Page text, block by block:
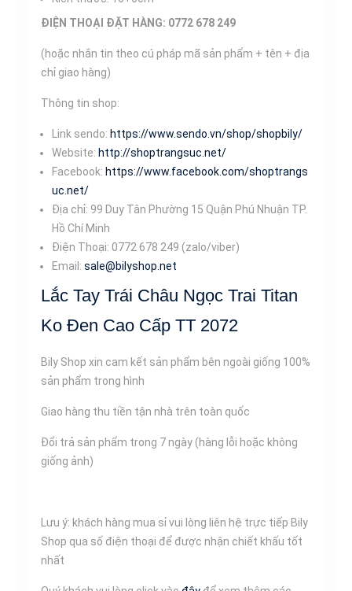
ĐIỆN THOẠI ĐẶT HÀNG: 0772 678 249
(hoặc nhắn tin theo cú pháp mã sản phẩm + tên + địa
chỉ giao hàng)
Thông tin shop:
Link sendo: https://www.sendo.vn/shop/shopbily/
Website: http://shoptrangsuc.net/
Facebook: https://www.facebook.com/shoptrangs
uc.net/
Địa chỉ: 99 Duy Tân Phường 15 Quận Phú Nhuận TP.
Hồ Chí Minh
Điện Thoại: 0772 678 249 (zalo/viber)
Email: sale@bilyshop.net
Lắc Tay Trái Châu Ngọc Trai Titan
Ko Đen Cao Cấp TT 2072
Bily Shop xin cam kết sản phẩm bên ngoài giống 100%
sản phẩm trong hình
Giao hàng thu tiền tận nhà trên toàn quốc
Đổi trả sản phẩm trong 7 ngày (hàng lỗi hoặc không
giống ảnh)
Lưu ý: khách hàng mua sỉ vui lòng liên hệ trực tiếp Bily
Shop qua số điện thoại để được nhận chiết khấu tốt
nhất